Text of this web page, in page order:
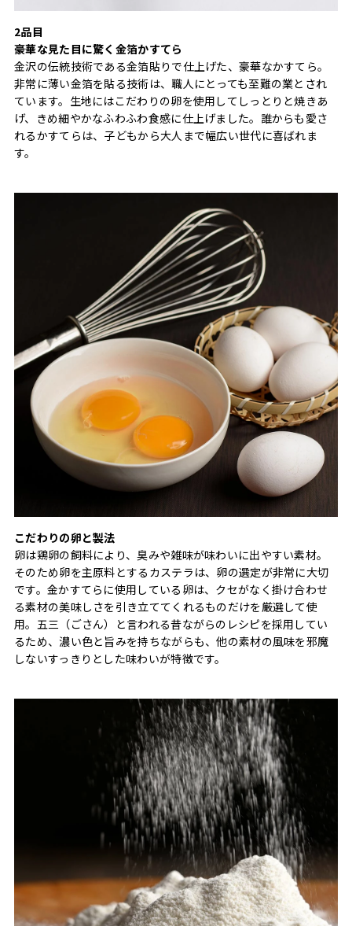
2品目
豪華な見た目に驚く金箔かすてら
金沢の伝統技術である金箔貼りで仕上げた、豪華なかすてら。
非常に薄い金箔を貼る技術は、職人にとっても至難の業とされ
ています。生地にはこだわりの卵を使用してしっとりと焼きあ
げ、きめ細やかなふわふわ食感に仕上げました。誰からも愛さ
れるかすてらは、子どもから大人まで幅広い世代に喜ばれま
す。
こだわりの卵と製法
卵は鶏卵の飼料により、臭みや雑味が味わいに出やすい素材。
そのため卵を主原料とするカステラは、卵の選定が非常に大切
です。金かすてらに使用している卵は、クセがなく掛け合わせ
る素材の美味しさを引き立ててくれるものだけを厳選して使
用。五三（ごさん）と言われる昔ながらのレシピを採用してい
るため、濃い色と旨みを持ちながらも、他の素材の風味を邪魔
しないすっきりとした味わいが特徴です。